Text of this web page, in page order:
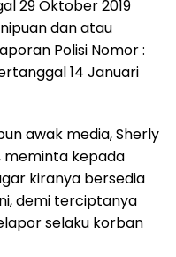
29 Oktober 2019
dan atau
Polisi Nomor :
14 Januari
awak media, Sherly
meminta kepada
kiranya bersedia
demi terciptanya
selaku korban